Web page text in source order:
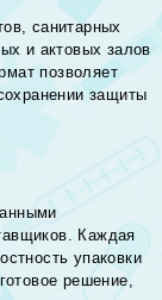
санитарных
и актовых залов
позволяет
защиты
Каждая
упаковки
решение,